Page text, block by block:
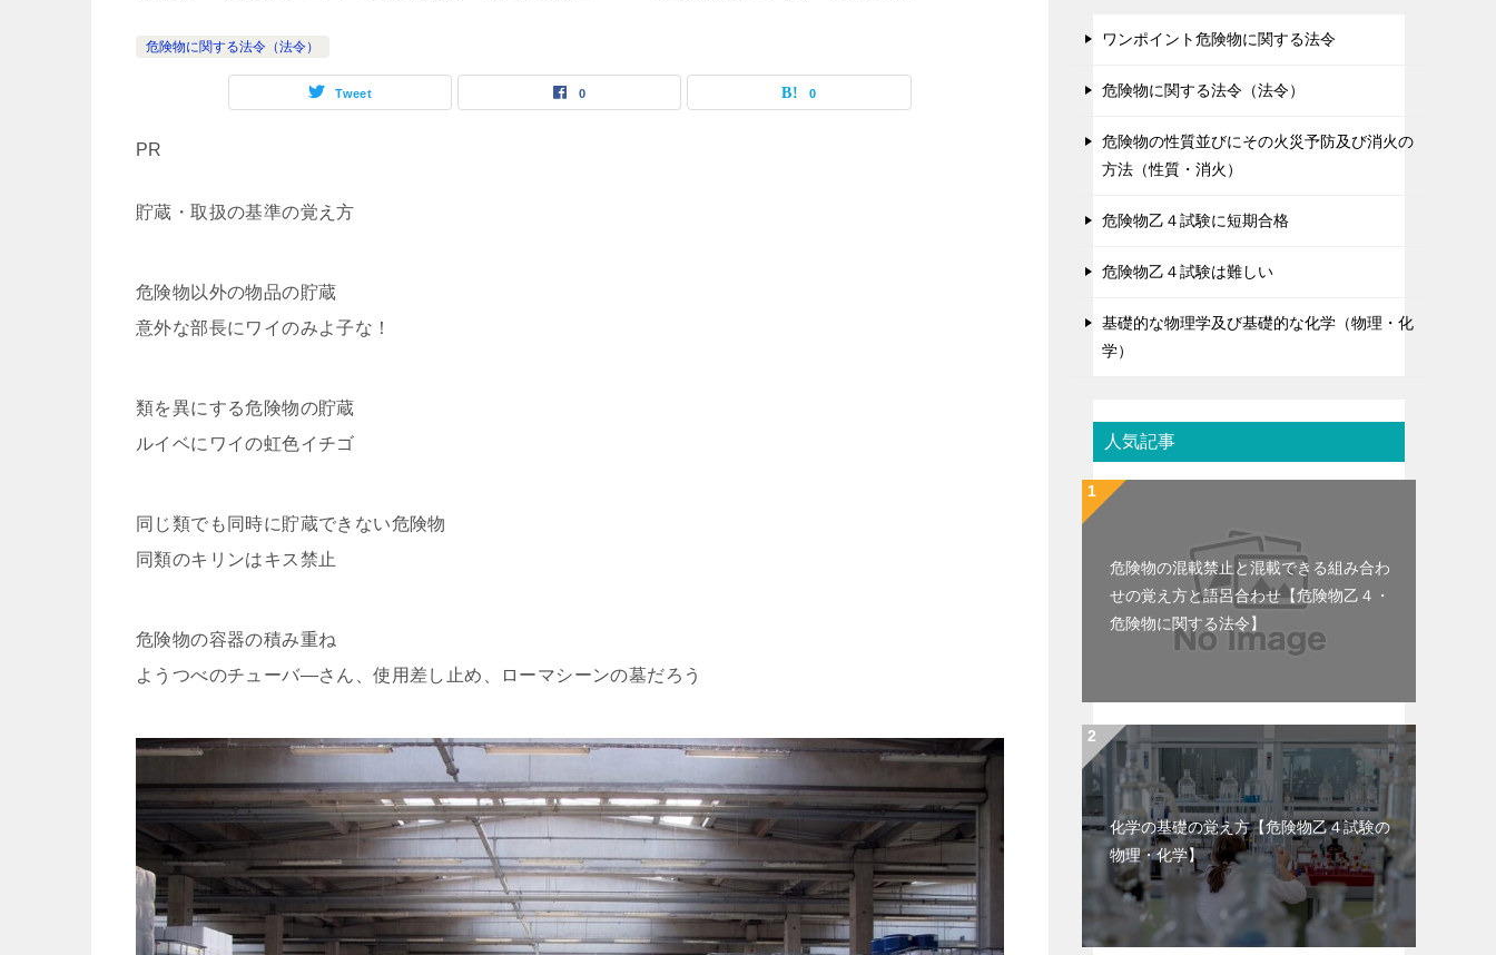
危険物に関する法令（法令）
Tweet 0 0
PR
貯蔵・取扱の基準の覚え方
危険物以外の物品の貯蔵
意外な部長にワイのみよ子な！
類を異にする危険物の貯蔵
ルイベにワイの虹色イチゴ
同じ類でも同時に貯蔵できない危険物
同類のキリンはキス禁止
危険物の容器の積み重ね
ようつべのチューバ―さん、使用差し止め、ローマシーンの墓だろう
ワンポイント危険物に関する法令
危険物に関する法令（法令）
危険物の性質並びにその火災予防及び消火の
方法（性質・消火）
危険物乙４試験に短期合格
危険物乙４試験は難しい
基礎的な物理学及び基礎的な化学（物理・化
学）
人気記事
危険物の混載禁止と混載できる組み合わ
せの覚え方と語呂合わせ【危険物乙４・
危険物に関する法令】
化学の基礎の覚え方【危険物乙４試験の
物理・化学】